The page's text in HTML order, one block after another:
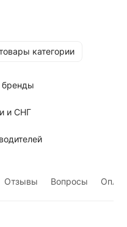
категории
бренды
и СНГ
Отзывы Вопросы